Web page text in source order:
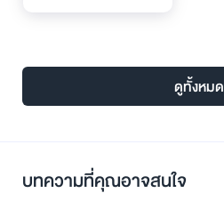
ดูทั้งหมด
บทความที่คุณอาจสนใจ